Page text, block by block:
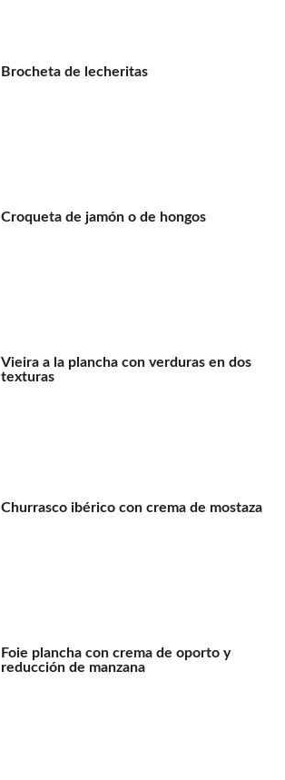
Brocheta de lecheritas
Croqueta de jamón o de hongos
Vieira a la plancha con verduras en dos
texturas
Churrasco ibérico con crema de mostaza
Foie plancha con crema de oporto y
reducción de manzana